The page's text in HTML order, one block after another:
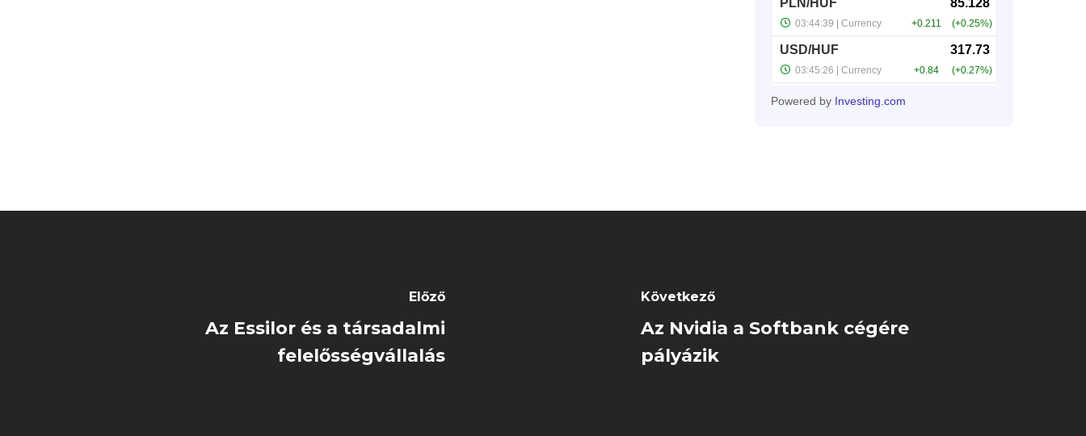
Powered by Investing.com
Előző
Az Essilor és a társadalmi
felelősségvállalás
Következő
Az Nvidia a Softbank cégére
pályázik